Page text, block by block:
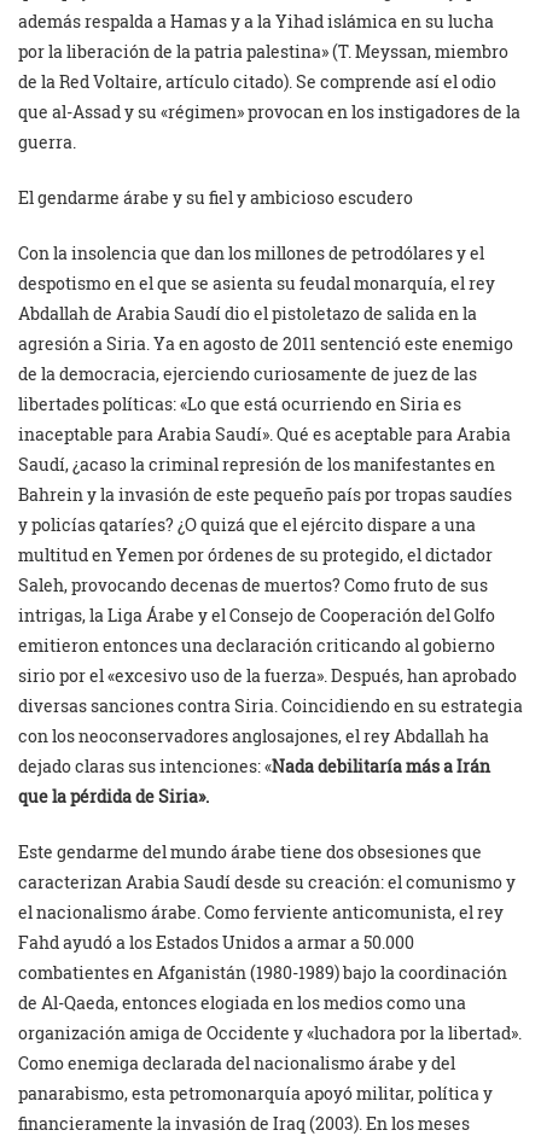
además respalda a Hamas y a la Yihad islámica en su lucha
por la liberación de la patria palestina» (T. Meyssan, miembro
de la Red Voltaire, artículo citado). Se comprende así el odio
que al-Assad y su «régimen» provocan en los instigadores de la
guerra.
El gendarme árabe y su fiel y ambicioso escudero
Con la insolencia que dan los millones de petrodólares y el
despotismo en el que se asienta su feudal monarquía, el rey
Abdallah de Arabia Saudí dio el pistoletazo de salida en la
agresión a Siria. Ya en agosto de 2011 sentenció este enemigo
de la democracia, ejerciendo curiosamente de juez de las
libertades políticas: «Lo que está ocurriendo en Siria es
inaceptable para Arabia Saudí». Qué es aceptable para Arabia
Saudí, ¿acaso la criminal represión de los manifestantes en
Bahrein y la invasión de este pequeño país por tropas saudíes
y policías qataríes? ¿O quizá que el ejército dispare a una
multitud en Yemen por órdenes de su protegido, el dictador
Saleh, provocando decenas de muertos? Como fruto de sus
intrigas, la Liga Árabe y el Consejo de Cooperación del Golfo
emitieron entonces una declaración criticando al gobierno
sirio por el «excesivo uso de la fuerza». Después, han aprobado
diversas sanciones contra Siria. Coincidiendo en su estrategia
con los neoconservadores anglosajones, el rey Abdallah ha
dejado claras sus intenciones: «Nada debilitaría más a Irán
que la pérdida de Siria».
Este gendarme del mundo árabe tiene dos obsesiones que
caracterizan Arabia Saudí desde su creación: el comunismo y
el nacionalismo árabe. Como ferviente anticomunista, el rey
Fahd ayudó a los Estados Unidos a armar a 50.000
combatientes en Afganistán (1980-1989) bajo la coordinación
de Al-Qaeda, entonces elogiada en los medios como una
organización amiga de Occidente y «luchadora por la libertad».
Como enemiga declarada del nacionalismo árabe y del
panarabismo, esta petromonarquía apoyó militar, política y
financieramente la invasión de Iraq (2003). En los meses